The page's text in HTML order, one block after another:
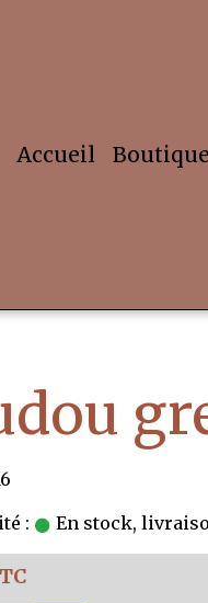
Accueil Boutique
:
En stock,